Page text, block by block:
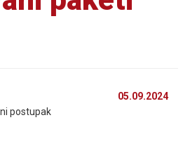
05.09.2024
postupak